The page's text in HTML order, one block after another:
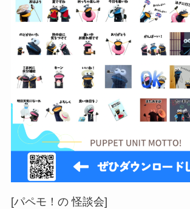
[パペモ！の 怪談会]